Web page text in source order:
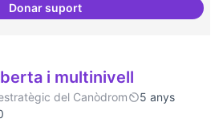
Donar suportFestivals anuals de referència
i multinivell
del Canòdrom
5 anys